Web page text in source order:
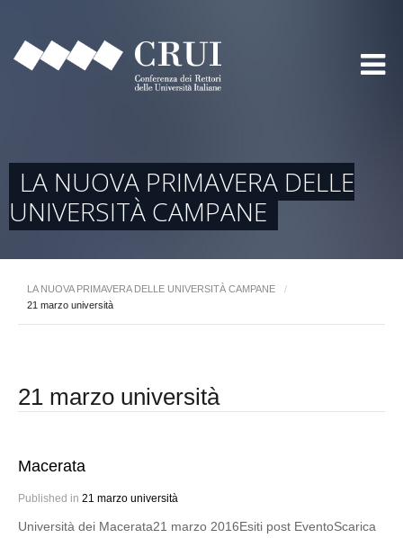
LA NUOVA PRIMAVERA DELLE
UNIVERSITÀ CAMPANE
LA NUOVA PRIMAVERA DELLE UNIVERSITÀ CAMPANE
/
21 marzo università
21 marzo università
Macerata
Published in 21 marzo università
Università dei Macerata21 marzo 2016Esiti post EventoScarica